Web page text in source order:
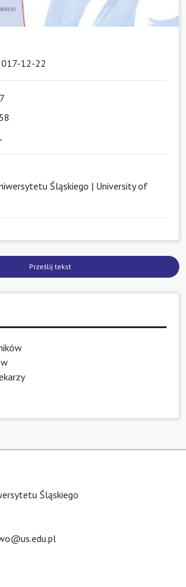
12-22
Śląskiego | University of
Prześlij tekst
Śląskiego